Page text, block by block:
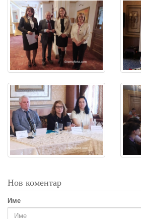
Нов коментар
Име